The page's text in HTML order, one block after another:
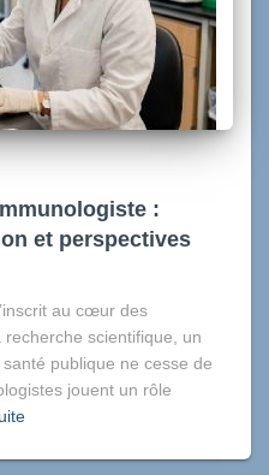
:
et perspectives
au cœur des
scientifique, un
publique ne cesse de
jouent un rôle